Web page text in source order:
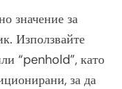
значение за
Използвайте
“penhold”, като
за да